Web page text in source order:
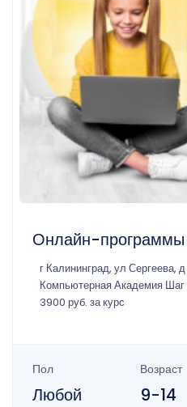
Онлайн-программы
г Калининград, ул Сергеева,
Компьютерная Академия Шаг
3900 руб. за курс
Пол
Любой
Возраст
9-14